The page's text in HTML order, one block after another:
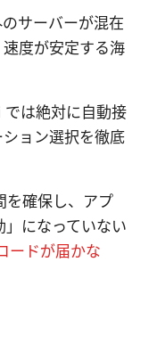
サーバーが混在
度が安定する海
は絶対に自動接
ョン選択を徹底
を確保し、アプ
」になっていない
ードが届かな